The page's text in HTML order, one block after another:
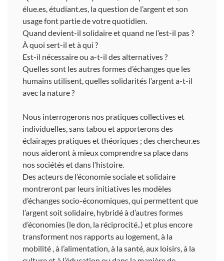
élue.es, étudiant.es, la question de l’argent et son
usage font partie de votre quotidien.
Quand devient-il solidaire et quand ne l’est-il pas ?
À quoi sert-il et à qui ?
Est-il nécessaire ou a-t-il des alternatives ?
Quelles sont les autres formes d’échanges que les
humains utilisent, quelles solidarités l’argent a-t-il
avec la nature ?
Nous interrogerons nos pratiques collectives et
individuelles, sans tabou et apporterons des
éclairages pratiques et théoriques ; des chercheur.es
nous aideront à mieux comprendre sa place dans
nos sociétés et dans l’histoire.
Des acteurs de l’économie sociale et solidaire
montreront par leurs initiatives les modèles
d’échanges socio-économiques, qui permettent que
l’argent soit solidaire, hybridé à d’autres formes
d’économies (le don, la réciprocité..) et plus encore
transforment nos rapports au logement, à la
mobilité , à l’alimentation, à la santé, aux loisirs, à la